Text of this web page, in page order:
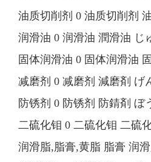
油质切削剂 0 油质切削剂
润滑油 0 润滑油 潤滑油
固体润滑油 0 固体润滑油
减磨剂 0 减磨剂 減磨剤
防锈剂 0 防锈剂 防錆剤 ぼ
二硫化钼 0 二硫化钼 二硫
润滑脂,脂膏,黄脂 脂膏 润